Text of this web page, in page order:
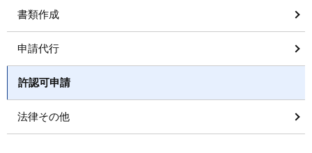
書類作成
申請代行
許認可申請
法律その他